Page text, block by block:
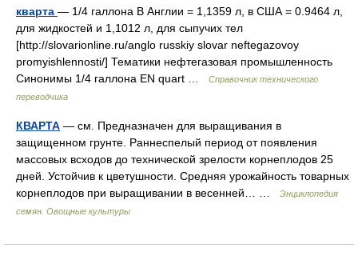
кварта — 1/4 галлона В Англии = 1,1359 л, в США = 0.9464 л,
для жидкостей и 1,1012 л, для сыпучих тел
[http://slovarionline.ru/anglo russkiy slovar neftegazovoy
promyishlennosti/] Тематики нефтегазовая промышленность
Синонимы 1/4 галлона EN quart …
Справочник технического
переводчика
КВАРТА — см. Предназначен для выращивания в
защищенном грунте. Раннеспелый период от появления
массовых всходов до технической зрелости корнеплодов 25
дней. Устойчив к цветушности. Средняя урожайность товарных
корнеплодов при выращивании в весенней… …
Энциклопедия
семян. Овощные культуры